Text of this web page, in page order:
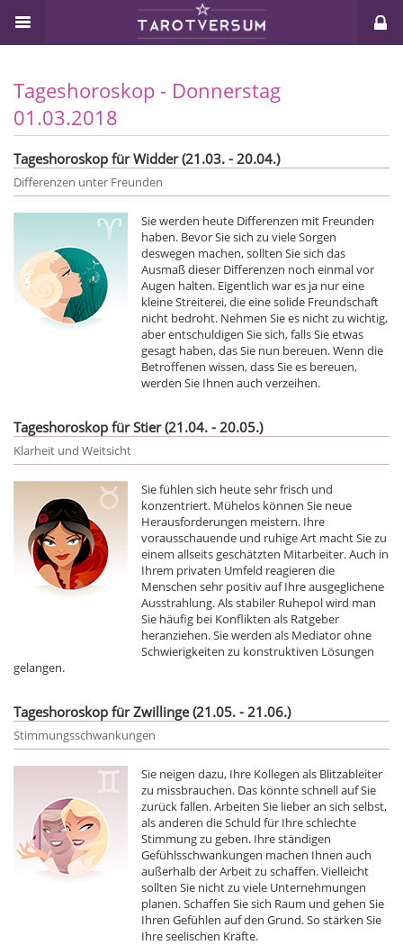
Tageshoroskop - Donnerstag
01.03.2018
Tageshoroskop für Widder (21.03. - 20.04.)
Differenzen unter Freunden
Sie werden heute Differenzen mit Freunden
haben. Bevor Sie sich zu viele Sorgen
deswegen machen, sollten Sie sich das
Ausmaß dieser Differenzen noch einmal vor
Augen halten. Eigentlich war es ja nur eine
kleine Streiterei, die eine solide Freundschaft
nicht bedroht. Nehmen Sie es nicht zu wichtig,
aber entschuldigen Sie sich, falls Sie etwas
gesagt haben, das Sie nun bereuen. Wenn die
Betroffenen wissen, dass Sie es bereuen,
werden Sie Ihnen auch verzeihen.
Tageshoroskop für Stier (21.04. - 20.05.)
Klarheit und Weitsicht
Sie fühlen sich heute sehr frisch und
konzentriert. Mühelos können Sie neue
Herausforderungen meistern. Ihre
vorausschauende und ruhige Art macht Sie zu
einem allseits geschätzten Mitarbeiter. Auch in
Ihrem privaten Umfeld reagieren die
Menschen sehr positiv auf Ihre ausgeglichene
Ausstrahlung. Als stabiler Ruhepol wird man
Sie häufig bei Konflikten als Ratgeber
heranziehen. Sie werden als Mediator ohne
Schwierigkeiten zu konstruktiven Lösungen
gelangen.
Tageshoroskop für Zwillinge (21.05. - 21.06.)
Stimmungsschwankungen
Sie neigen dazu, Ihre Kollegen als Blitzableiter
zu missbrauchen. Das könnte schnell auf Sie
zurück fallen. Arbeiten Sie lieber an sich selbst,
als anderen die Schuld für Ihre schlechte
Stimmung zu geben. Ihre ständigen
Gefühlsschwankungen machen Ihnen auch
außerhalb der Arbeit zu schaffen. Vielleicht
sollten Sie nicht zu viele Unternehmungen
planen. Schaffen Sie sich Raum und gehen Sie
Ihren Gefühlen auf den Grund. So stärken Sie
Ihre seelischen Kräfte.